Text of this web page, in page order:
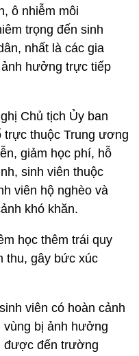
ô nhiễm môi
trọng đến sinh
nhất là các gia
hưởng trực tiếp
Chủ tịch Ủy ban
trực thuộc Trung ương
giảm học phí, hỗ
sinh viên thuộc
viên hộ nghèo và
khó khăn.
học thêm trái quy
thu, gây bức xúc
viên có hoàn cảnh
vùng bị ảnh hưởng
được đến trường